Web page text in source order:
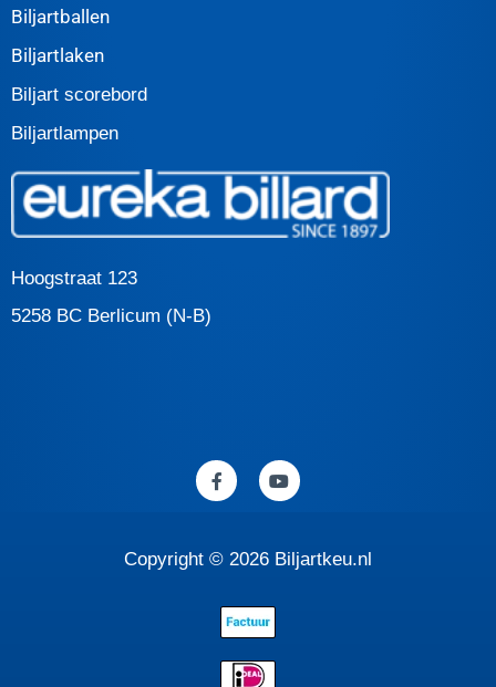
Biljartballen
Biljartlaken
Biljart scorebord
Biljartlampen
Hoogstraat 123
5258 BC Berlicum (N-B)
F
a
c
o
Y
o
u
b
Copyright © 2026 Biljartkeu.nl